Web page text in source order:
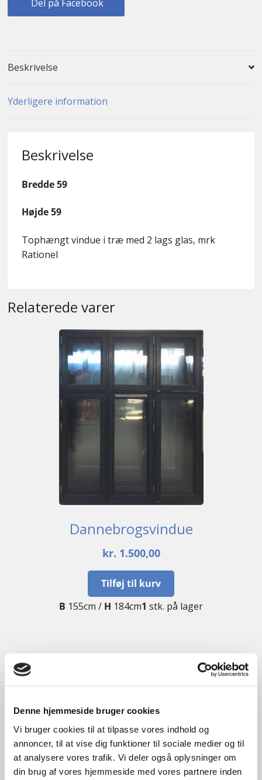
Denne hjemmeside bruger cookies
Vi bruger cookies til at tilpasse vores indhold og
annoncer, til at vise dig funktioner til sociale medier og til
at analysere vores trafik. Vi deler også oplysninger om
din brug af vores hjemmeside med vores partnere inden
Del på Facebook
Beskrivelse
Yderligere information
Beskrivelse
Bredde 59
Højde 59
Tophængt vindue i træ med 2 lags glas, mrk
Rationel
Relaterede varer
Dannebrogsvindue
kr. 1.500,00
Tilføj til kurv
B 155cm / H 184cm1 stk. på lager
GENBRUG